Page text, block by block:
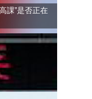
課”是否正在